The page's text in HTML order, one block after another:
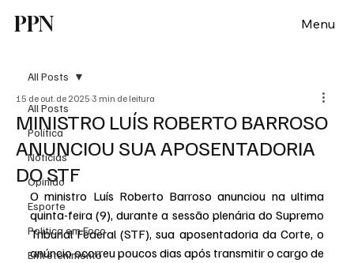
PPN Menu
All Posts
Política
Notícias
Opinião
Esporte
Politica em Foco
Entretenimento
All Posts
MINISTRO LUÍS ROBERTO BARROSO
ANUNCIOU SUA APOSENTADORIA
DO STF
15 de out. de 2025 3 min de leitura
O ministro Luís Roberto Barroso anunciou na ultima
quinta-feira (9), durante a sessão plenária do Supremo
Tribunal Federal (STF), sua aposentadoria da Corte, o
anúncio ocorreu poucos dias após transmitir o cargo de